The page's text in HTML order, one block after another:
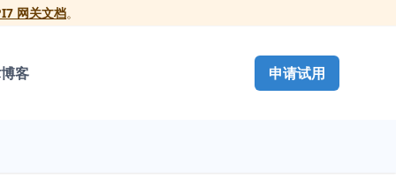
网关文档。
客 申请试用